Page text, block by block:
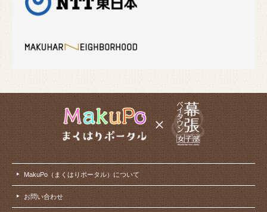
MakuPo（まくはりポータル）について
お問い合わせ